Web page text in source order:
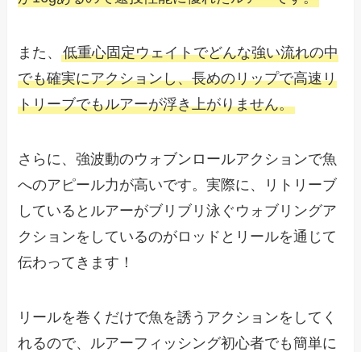
また、低重心固定ウェイトでどんな強い流れの中
でも確実にアクションし、長めのリップで高速リ
トリーブでもルアーが浮き上がりません。
さらに、強波動のウォブンロールアクションで魚
へのアピール力が高いです。実際に、リトリーブ
しているとルアーがブリブリ泳ぐウォブリングア
クションをしているのがロッドとリールを通じて
伝わってきます！
リールを巻くだけで魚を誘うアクションをしてく
れるので、ルアーフィッシング初心者でも簡単に